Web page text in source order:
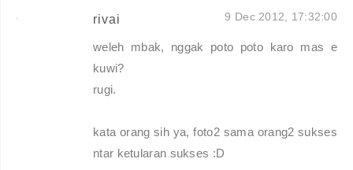
rivai 9 Dec 2012, 17:32:00
weleh mbak, nggak poto poto karo mas e
kuwi?
rugi.
kata orang sih ya, foto2 sama orang2 sukses
ntar ketularan sukses :D